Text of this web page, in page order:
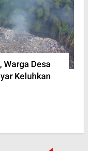
Warga Desa
Keluhkan